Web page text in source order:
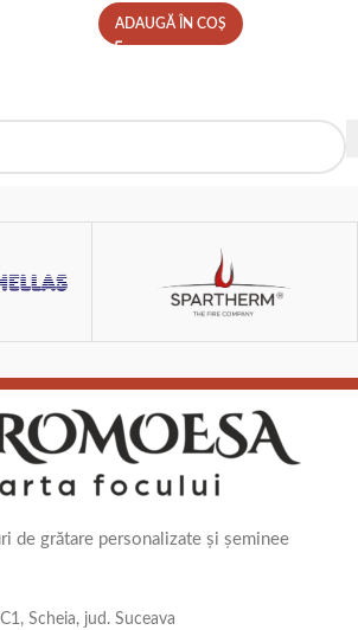
ADAUGĂ ÎN COȘ
de grătare personalizate și șeminee
Scheia, jud. Suceava